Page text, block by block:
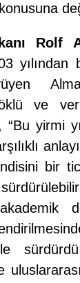
Rolf
ve
“Bu yirmi
bir